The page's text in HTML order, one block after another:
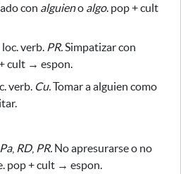
con alguieno algo. pop + cult
loc. verb. PR.Simpatizar con
cult → espon.
verb. Cu.Tomar a alguien como
Pa, RD, PR. No apresurarse o no
pop + cult → espon.